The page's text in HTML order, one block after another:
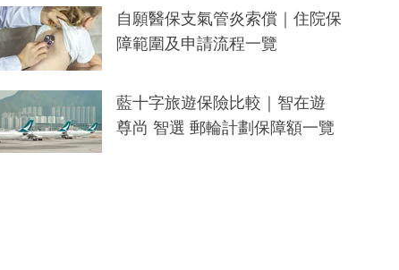
自願醫保支氣管炎索償｜住院保
障範圍及申請流程一覽
藍十字旅遊保險比較｜智在遊
尊尚 智選 郵輪計劃保障額一覽